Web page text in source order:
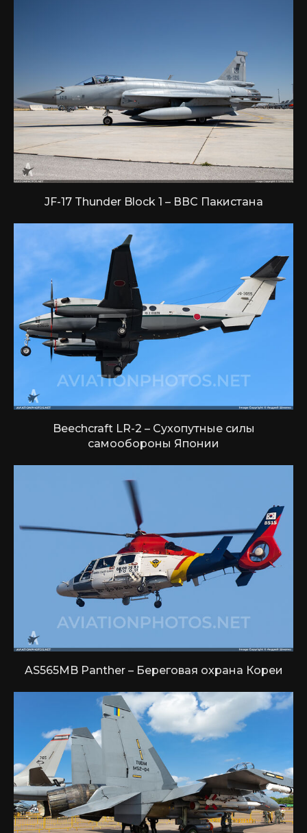
JF-17 Thunder Block 1 – ВВС Пакистана
Beechcraft LR-2 – Сухопутные силы
самообороны Японии
AS565MB Panther – Береговая охрана Кореи